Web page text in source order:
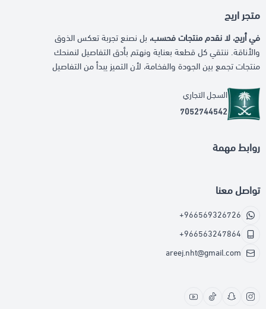
متجر اريج
في أريج، لا نقدم منتجات فحسب، بل نصنع تجربة تعكس الذوق
والأناقة. ننتقي كل قطعة بعناية ونهتم بأدق التفاصيل لنمنحك
منتجات تجمع بين الجودة والفخامة، لأن التميز يبدأ من التفاصيل
السجل التجاري
7052744542
روابط مهمة
تواصل معنا
+966569326726
+966563247864
areej.nht@gmail.com